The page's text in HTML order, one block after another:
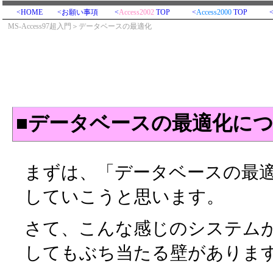
<HOME <お願い事項 <Access2002 TOP <Access2000 TOP
MS-Access97超入門＞データベースの最適化
■データベースの最適化に
まずは、「データベースの最
していこうと思います。
さて、こんな感じのシステム
してもぶち当たる壁がありま